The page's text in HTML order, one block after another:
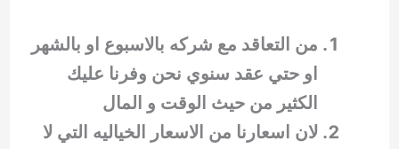
من التعاقد مع شركه بالاسبوع او بالشهر
او حتي عقد سنوي نحن وفرنا عليك
الكثير من حيث الوقت و المال
لان اسعارنا من الاسعار الخياليه التي لا